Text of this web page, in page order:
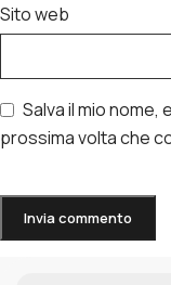
Sito web
Salva il mio
prossima volta che